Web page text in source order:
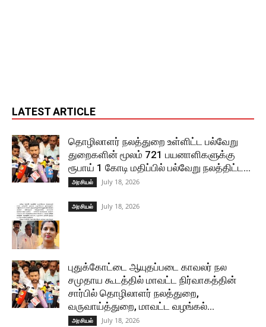
LATEST ARTICLE
தொழிலாளர் நலத்துறை உள்ளிட்ட பல்வேறு
துறைகளின் மூலம் 721 பயனாளிகளுக்கு
ரூபாய் 1 கோடி மதிப்பில் பல்வேறு நலத்திட்ட...
அரசியல் July 18, 2026
அரசியல் July 18, 2026
புதுக்கோட்டை ஆயுதப்படை காவலர் நல
சமுதாய கூடத்தில் மாவட்ட நிர்வாகத்தின்
சார்பில் தொழிலாளர் நலத்துறை,
வருவாய்த்துறை, மாவட்ட வழங்கல்...
அரசியல் July 18, 2026